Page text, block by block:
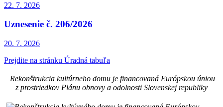
22. 7. 2026
Uznesenie č. 206/2026
20. 7. 2026
Prejdite na stránku Úradná tabuľa
Rekonštrukcia kultúrneho domu je financovaná Európskou úniou
z prostriedkov Plánu obnovy a odolnosti Slovenskej republiky